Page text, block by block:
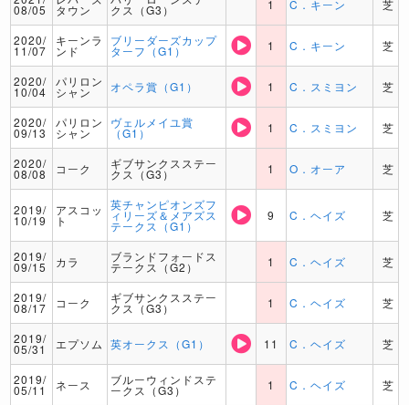
08/05 タウン クス（G3） 1 C．キーン 芝
2020/
11/07
キーンラ
ンド
ブリーダーズカップ
ターフ（G1） 1 C．キーン 芝
2020/
10/04
パリロン
シャン オペラ賞（G1） 1 C．スミヨン 芝
2020/
09/13
パリロン
シャン
ヴェルメイユ賞
（G1） 1 C．スミヨン 芝
2020/
08/08 コーク ギブサンクスステー
クス（G3） 1 O．オーア 芝
2019/
10/19
アスコッ
ト
英チャンピオンズフ
ィリーズ＆メアズス
テークス（G1）
9 C．ヘイズ 芝
2019/
09/15 カラ ブランドフォードス
テークス（G2） 1 C．ヘイズ 芝
2019/
08/17 コーク ギブサンクスステー
クス（G3） 1 C．ヘイズ 芝
2019/
05/31 エプソム 英オークス（G1） 11 C．ヘイズ 芝
2019/
05/11 ネース ブルーウィンドステ
ークス（G3） 1 C．ヘイズ 芝